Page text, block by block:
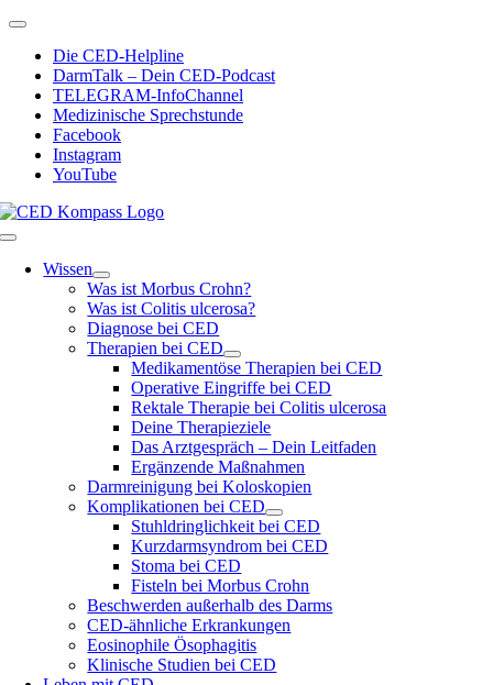
Zum
springen
Toggle
NavigationDie CED-Helpline
DarmTalk – Dein CED-Podcast
TELEGRAM-InfoChannel
Medizinische Sprechstunde
Facebook
Instagram
YouTube
Toggle
NavigationWissen
Was ist Morbus Crohn?
Was ist Colitis ulcerosa?
Diagnose bei CED
Therapien bei CED
Medikamentöse Therapien bei CED
Operative Eingriffe bei CED
Rektale Therapie bei Colitis ulcerosa
Deine Therapieziele
Das Arztgespräch – Dein Leitfaden
Ergänzende Maßnahmen
Darmreinigung bei Koloskopien
Komplikationen bei CED
Stuhldringlichkeit bei CED
Kurzdarmsyndrom bei CED
Stoma bei CED
Fisteln bei Morbus Crohn
Beschwerden außerhalb des Darms
CED-ähnliche Erkrankungen
Eosinophile Ösophagitis
Klinische Studien bei CED